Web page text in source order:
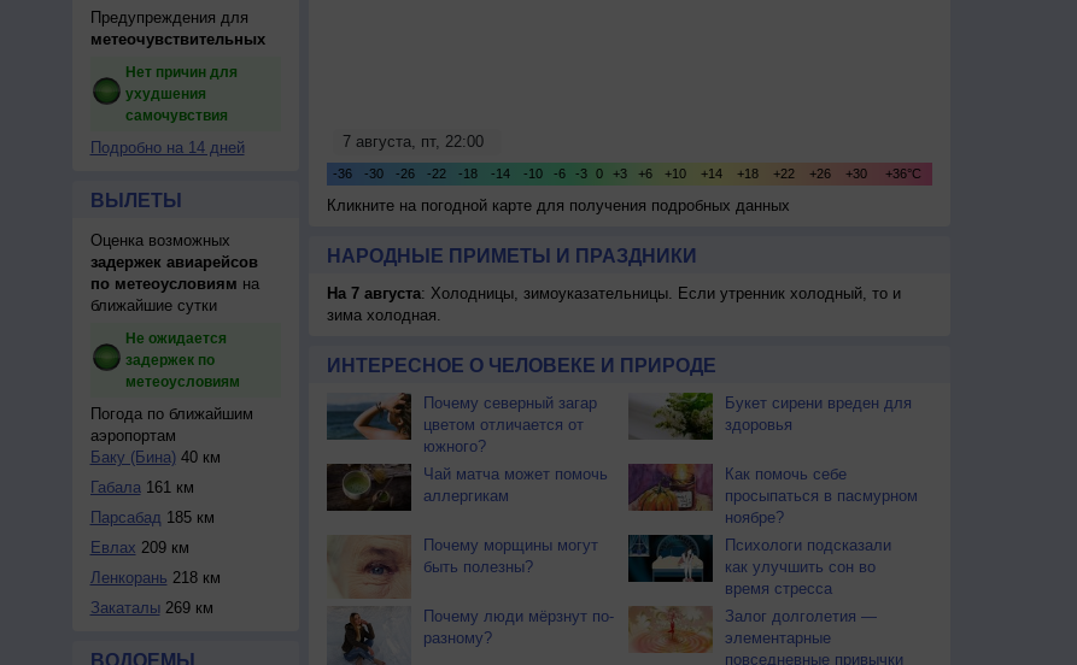
Предупреждения для
метеочувствительных
Нет причин для
ухудшения
самочувствия
Подробно на 14 дней
ВЫЛЕТЫ
Оценка возможных
задержек авиарейсов
по метеоусловиям на
ближайшие сутки
Не ожидается
задержек по
метеоусловиям
Погода по ближайшим
аэропортам
Баку (Бина)40 км
Габала161 км
Парсабад 185 км
Евлах 209 км
Ленкорань 218 км
Закаталы269 км
ВОДОЕМЫ
Кликните на погодной карте для получения подробных данных
НАРОДНЫЕ ПРИМЕТЫ И ПРАЗДНИКИ
На 7 августа: Холодницы, зимоуказательницы. Если утренник холодный, то и
зима холодная.
ИНТЕРЕСНОЕ О ЧЕЛОВЕКЕ И ПРИРОДЕ
Почему северный загар
цветом отличается от
южного?
Букет сирени вреден для
здоровья
Чай матча может помочь
аллергикам
Как помочь себе
просыпаться в пасмурном
ноябре?
Почему морщины могут
быть полезны?
Психологи подсказали
как улучшить сон во
время стресса
Почему люди мёрзнут по-
разному?
Залог долголетия —
элементарные
повседневные привычки